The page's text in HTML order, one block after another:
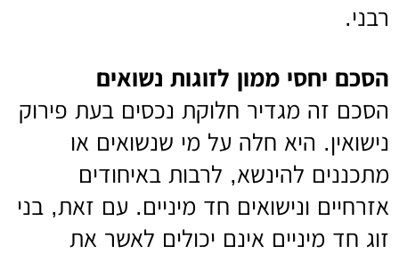
רבני.
הסכם יחסי ממון לזוגות נשואים
הסכם זה מגדיר חלוקת נכסים בעת פירוק
נישואין. היא חלה על מי שנשואים או
מתכננים להינשא, לרבות באיחודים
אזרחיים ונישואים חד מיניים. עם זאת, בני
זוג חד מיניים אינם יכולים לאשר את